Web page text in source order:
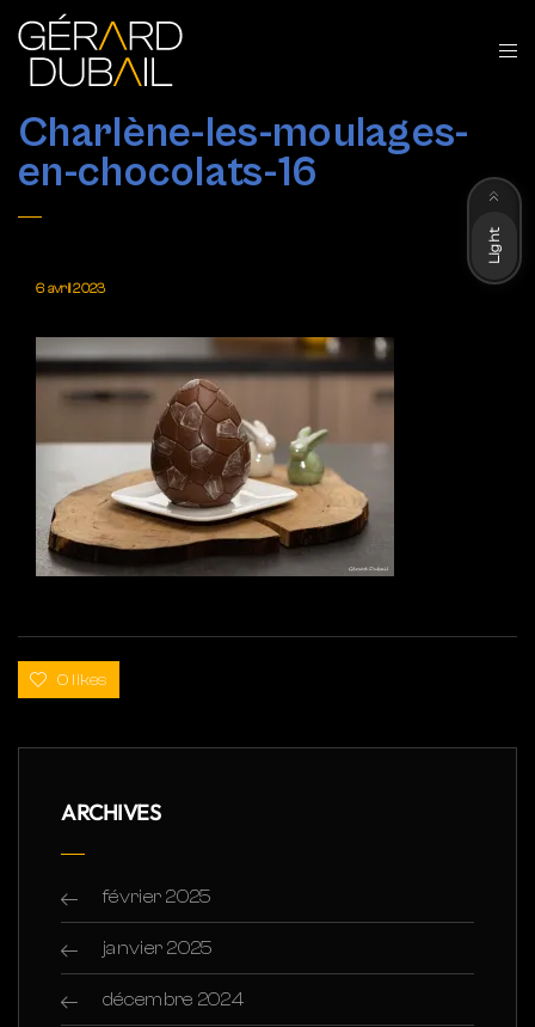
Charlène-les-moulages-
en-chocolats-16
6 avril 2023
0 likes
ARCHIVES
février 2025
janvier 2025
décembre 2024
Light
Dark